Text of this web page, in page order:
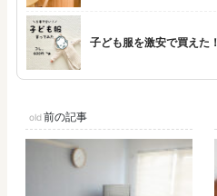
子ども服を激安で買えた！
前の記事